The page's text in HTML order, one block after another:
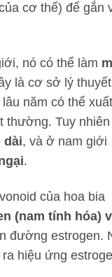
cơ thể) để gắn
nó có thể làm
là cơ sở lý thuyết
năm có thể xuất
thường. Tuy nhiên
dài, và ở nam giới
.
của hoa bia
(nam tính hóa)
đường estrogen.
hiệu ứng